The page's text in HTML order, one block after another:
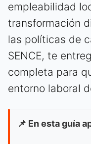
empleabilidad
transformación
las políticas de
SENCE, te
completa para
entorno laboral
📌 En esta guía